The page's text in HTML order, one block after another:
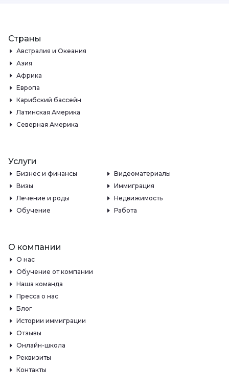
Страны
Австралия и Океания
Азия
Африка
Европа
Карибский бассейн
Латинская Америка
Северная Америка
Услуги
Бизнес и финансы
Видеоматериалы
Визы
Иммиграция
Лечение и роды
Недвижимость
Обучение
Работа
О компании
О нас
Обучение от компании
Наша команда
Пресса о нас
Блог
Истории иммиграции
Отзывы
Онлайн-школа
Реквизиты
Контакты